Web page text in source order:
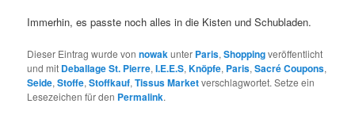
Immerhin, es passte noch alles in die Kisten und Schubladen.
Dieser Eintrag wurde vonnowakunter Paris,Shoppingveröffentlicht
und mit Deballage St. Pierre,I.E.E.S,Knöpfe, Paris,Sacré Coupons,
Seide,Stoffe,Stoffkauf,Tissus Marketverschlagwortet. Setze ein
Lesezeichen für den Permalink.